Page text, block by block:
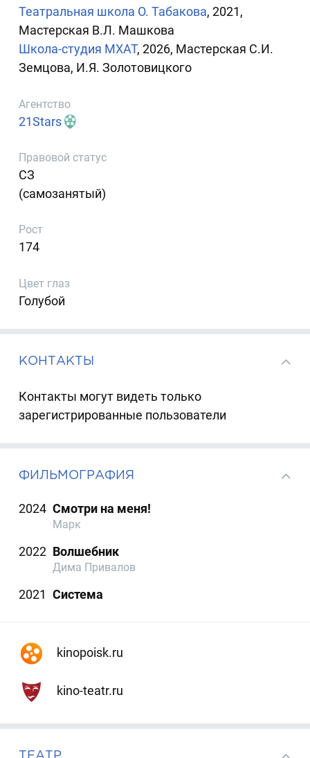
Театральная школа О. Табакова, 2021,
Мастерская В.Л. Машкова
Школа-студия МХАТ, 2026, Мастерская С.И.
Земцова, И.Я. Золотовицкого
Агентство
21Stars
Правовой статус
СЗ
(самозанятый)
Рост
174
Цвет глаз
Голубой
КОНТАКТЫ
Контакты могут видеть только
зарегистрированные пользователи
ФИЛЬМОГРАФИЯ
2024 Смотри на меня!
Марк
2022 Волшебник
Дима Привалов
2021 Система
kinopoisk.ru
kino-teatr.ru
ТЕАТР